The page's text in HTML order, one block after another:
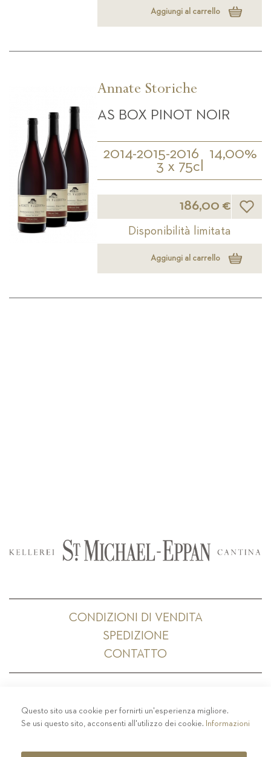
Aggiungi al carrello
Annate Storiche
AS BOX PINOT NOIR
2014-2015-2016
14,00%
3 x 75cl
186,00 € Lista
Disponibilità limitata
Aggiungi al carrello
CONDIZIONI DI VENDITA
SPEDIZIONE
CONTATTO
PRIVACY-COLOPHON - COOKIE POLICY
CODICE ETICO
Questo sito usa cookie per fornirti un'esperienza migliore.
Se usi questo sito, acconsenti all'utilizzo dei cookie. Informazioni